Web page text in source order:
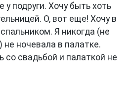
у подруги. Хочу быть хоть
О, вот еще! Хочу в
Я никогда (не
не ночевала в палатке.
со свадьбой и палаткой не